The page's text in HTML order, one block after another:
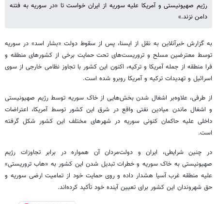
رژیم صهیونیستی و آمریکا علیه سوریه از ایران خواست تا «در سوریه به فتنه
دامن نزند.»
به گزارش خبرآنلاین به نقل از ایسنا، پس از سقوط دولت «بشار اسد» در سوریه
توسط معترضین مسلح و تروریست‌های تحت حمایت برخی از کشورهای منطقه و
فرا منطقه از جمله آمریکا و ترکیه، اکنون این کشور با تجاوز نظامی خارجی از سوی
اسرائیل و تهدیدات ترکیه و آمریکا روبرو شده است.
از طرفی، علاوه‌بر اشغال شدن بخش‌هایی از خاک سوریه توسط رژیم صهیونیستی
و اشغال ماندن میادین نفتی واقع در شرق این کشور توسط آمریکا، اعتراضات
داخلی علیه حاکمان کنونی سوریه در شهرهای مختلف این کشور شکل گرفته
است.
در چنین شرایطی، ایران و دولت‌مردان آن همواره در برابر تجاوزات رژیم
صهیونیستی به خاک سوریه و خطرات تبدیل شدن این کشور به «هاب تروریستی»
علیه منطقه غرب آسیا هشدار داده و روی حمایت خود از تمامیت ارضی سوریه و
حق شهروندان این کشور برای تعیین آینده خود تأکید کرده‌اند.